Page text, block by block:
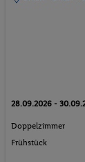
28.09.2026 -
Doppelzimmer
Frühstück